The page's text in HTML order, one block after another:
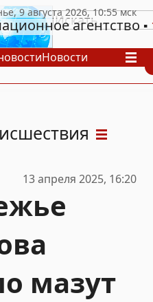
агентство
Новости
13 апреля 2025, 16:20
мазут